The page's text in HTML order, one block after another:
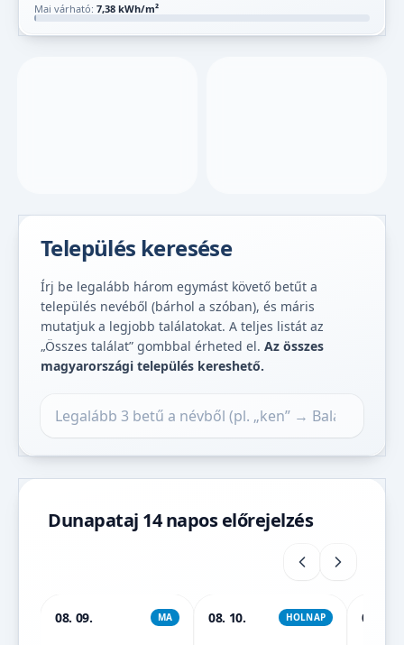
Mai várható: 7,38 kWh/m²
Település keresése
Írj be legalább három egymást követő betűt a
település nevéből (bárhol a szóban), és máris
mutatjuk a legjobb találatokat. A teljes listát az
„Összes találat” gombbal érheted el. Az összes
magyarországi település kereshető.
Dunapataj 14 napos előrejelzés
08. 09. MA 08. 10. HOLNAP 08. 11.